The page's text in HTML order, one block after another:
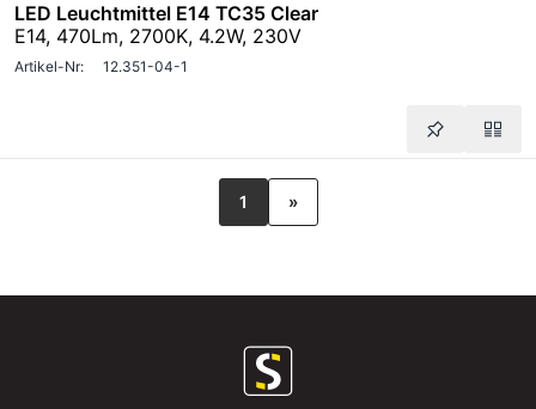
LED Leuchtmittel E14 TC35 Clear
E14, 470Lm, 2700K, 4.2W, 230V
Artikel-Nr: 12.351-04-1
1 »